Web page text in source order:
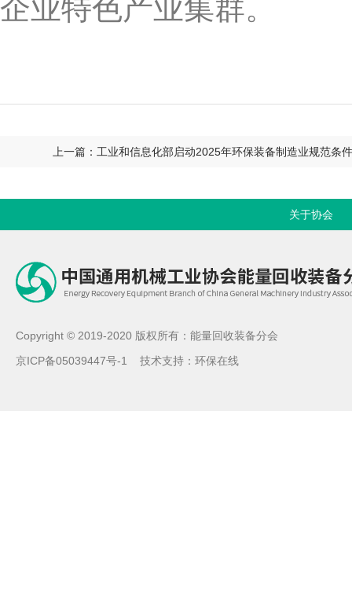
企业特色产业集群。
上一篇：工业和信息化部启动2025年环保装备制造业规范条
关于协会
Copyright © 2019-2020 版权所有：能量回收装备分会
京ICP备05039447号-1
技术支持： 环保在线